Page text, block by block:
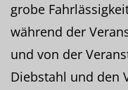
grobe
während der
und von der
Diebstahl und den